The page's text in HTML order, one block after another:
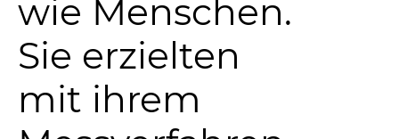
wie Menschen.
Sie erzielten
mit ihrem